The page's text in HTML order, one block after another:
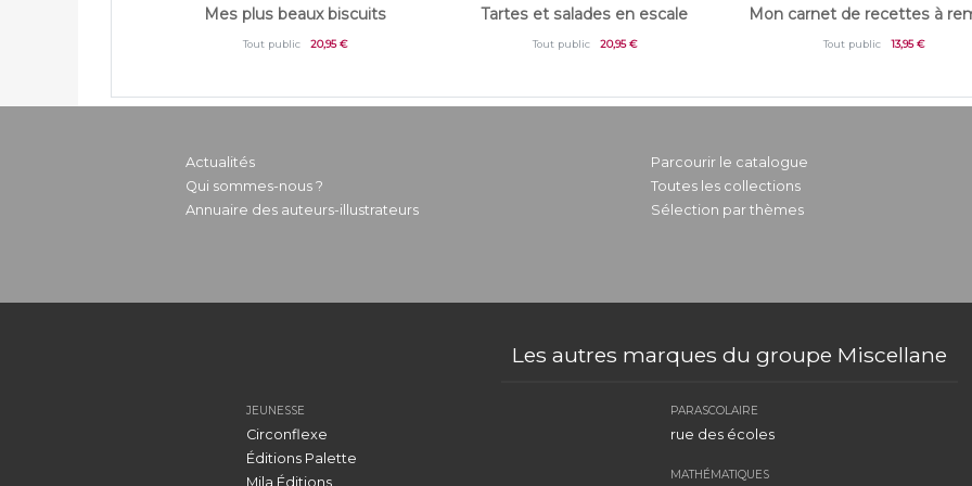
Mes plus beaux biscuits
Tout public 20,95 €
Tartes et salades en escale
Tout public 20,95 €
Mon carnet de recettes à
Tout public 13,95 €
Actualités
Qui sommes-nous ?
Annuaire des auteurs-illustrateurs
Parcourir le catalogue
Toutes les collections
Sélection par thèmes
Les autres marques du groupe Miscellane
JEUNESSE
Circonflexe
Éditions Palette
Mila Éditions
PARASCOLAIRE
rue des écoles
MATHÉMATIQUES